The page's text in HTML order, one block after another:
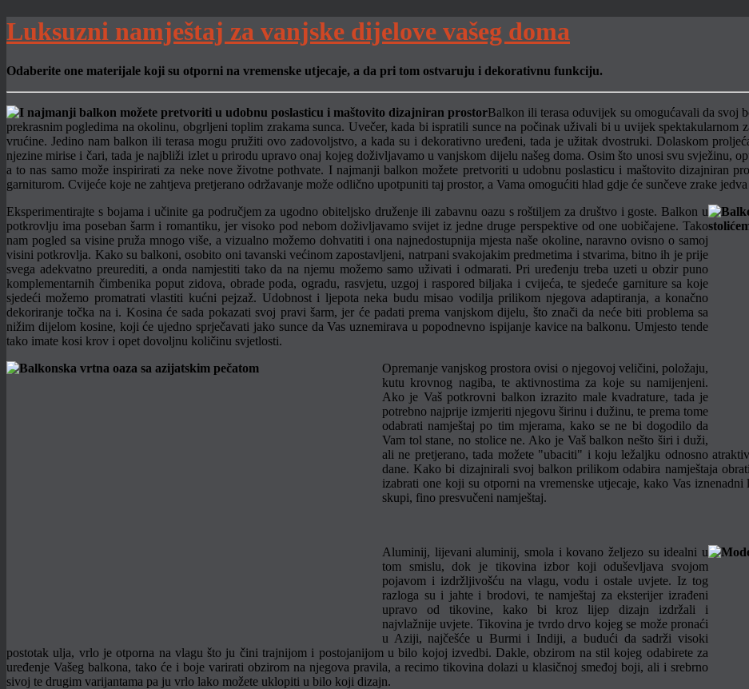
Luksuzni namještaj za vanjske dijelove vašeg doma
Odaberite one materijale koji su otporni na vremenske utjecaje, a da pri tom ostvaruju i dekorativnu funkciju.
Balkon ili terasa oduvijek su omogućavali da svoj
prekrasnim pogledima na okolinu, obgrljeni toplim zrakama sunca. Uvečer, kada bi ispratili sunce na počinak uživali bi u uvijek spektakularnom
vrućine. Jedino nam balkon ili terasa mogu pružiti ovo zadovoljstvo, a kada su i dekorativno uređeni, tada je užitak dvostruki. Dolaskom
njezine mirise i čari, tada je najbliži izlet u prirodu upravo onaj kojeg doživljavamo u vanjskom dijelu našeg doma. Osim što unosi svu svježinu,
a to nas samo može inspirirati za neke nove životne pothvate. I najmanji balkon možete pretvoriti u udobnu poslasticu i maštovito dizajniran
garniturom. Cvijeće koje ne zahtjeva pretjerano održavanje može odlično upotpuniti taj prostor, a Vama omogućiti hlad gdje će sunčeve zrake
Eksperimentirajte s bojama i učinite ga područjem za ugodno obiteljsko druženje ili zabavnu oazu s roštiljem za društvo i goste. Balkon u
potkrovlju ima poseban šarm i romantiku, jer visoko pod nebom doživljavamo svijet iz jedne druge perspektive od one uobičajene. Tako
nam pogled sa visine pruža mnogo više, a vizualno možemo dohvatiti i ona najnedostupnija mjesta naše okoline, naravno ovisno o samoj
visini potkrovlja. Kako su balkoni, osobito oni tavanski većinom zapostavljeni, natrpani svakojakim predmetima i stvarima, bitno ih je prije
svega adekvatno preurediti, a onda namjestiti tako da na njemu možemo samo uživati i odmarati. Pri uređenju treba uzeti u obzir puno
komplementarnih čimbenika poput zidova, obrade poda, ogradu, rasvjetu, uzgoj i raspored biljaka i cvijeća, te sjedeće garniture sa koje
sjedeći možemo promatrati vlastiti kućni pejzaž. Udobnost i ljepota neka budu misao vodilja prilikom njegova adaptiranja, a konačno
dekoriranje točka na i. Kosina će sada pokazati svoj pravi šarm, jer će padati prema vanjskom dijelu, što znači da neće biti problema sa
nižim dijelom kosine, koji će ujedno sprječavati jako sunce da Vas uznemirava u popodnevno ispijanje kavice na balkonu. Umjesto tende
tako imate kosi krov i opet dovoljnu količinu svjetlosti.
Opremanje vanjskog prostora ovisi o njegovoj veličini, položaju,
kutu krovnog nagiba, te aktivnostima za koje su namijenjeni.
Ako je Vaš potkrovni balkon izrazito male kvadrature, tada je
potrebno najprije izmjeriti njegovu širinu i dužinu, te prema tome
odabrati namještaj po tim mjerama, kako se ne bi dogodilo da
Vam tol stane, no stolice ne. Ako je Vaš balkon nešto širi i duži,
ali ne pretjerano, tada možete "ubaciti" i koju ležaljku odnosno
dane. Kako bi dizajnirali svoj balkon prilikom odabira namještaja
izabrati one koji su otporni na vremenske utjecaje, kako Vas
skupi, fino presvučeni namještaj.
Aluminij, lijevani aluminij, smola i kovano željezo su idealni u
tom smislu, dok je tikovina izbor koji oduševljava svojom
pojavom i izdržljivošću na vlagu, vodu i ostale uvjete. Iz tog
razloga su i jahte i brodovi, te namještaj za eksterijer izrađeni
upravo od tikovine, kako bi kroz lijep dizajn izdržali i
najvlažnije uvjete. Tikovina je tvrdo drvo kojeg se može pronaći
u Aziji, najčešće u Burmi i Indiji, a budući da sadrži visoki
postotak ulja, vrlo je otporna na vlagu što ju čini trajnijom i postojanijom u bilo kojoj izvedbi. Dakle, obzirom na stil kojeg odabirete za
uređenje Vašeg balkona, tako će i boje varirati obzirom na njegova pravila, a recimo tikovina dolazi u klasičnoj smeđoj boji, ali i srebrno
sivoj te drugim varijantama pa ju vrlo lako možete uklopiti u bilo koji dizajn.